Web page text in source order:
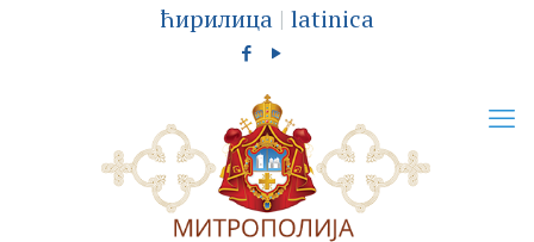
ћирилица | latinica